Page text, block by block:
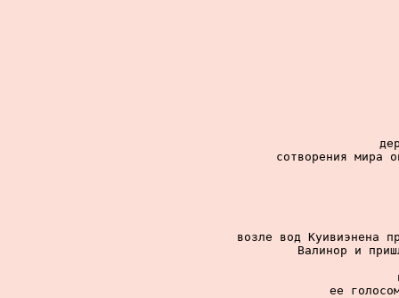
сотворения мира
возле вод Куивиэнена
Валинор и
ее